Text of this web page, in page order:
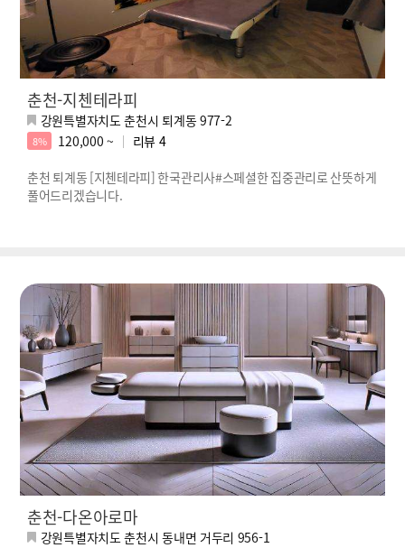
춘천-지첸테라피
강원특별자치도 춘천시 퇴계동 977-2
8% 120,000 ~ 리뷰 4
춘천 퇴계동 [지첸테라피] 한국관리사#스페셜한 집중관리로 산뜻하게
풀어드리겠습니다.
춘천-다온아로마
강원특별자치도 춘천시 동내면 거두리 956-1